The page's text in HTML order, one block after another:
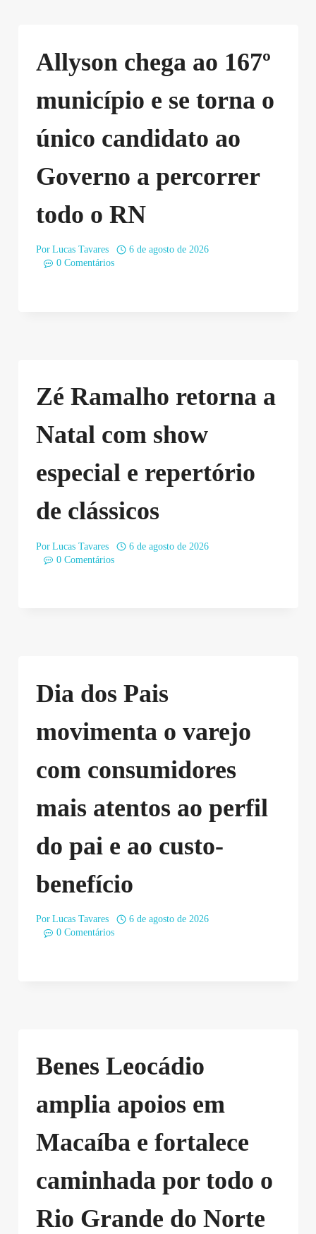
Allyson chega ao 167º
município e se torna o
único candidato ao
Governo a percorrer
todo o RN
Por Lucas Tavares
6 de agosto de 2026
0 Comentários
Zé Ramalho retorna a
Natal com show
especial e repertório
de clássicos
Por Lucas Tavares
6 de agosto de 2026
0 Comentários
Dia dos Pais
movimenta o varejo
com consumidores
mais atentos ao perfil
do pai e ao custo-
benefício
Por Lucas Tavares
6 de agosto de 2026
0 Comentários
Benes Leocádio
amplia apoios em
Macaíba e fortalece
caminhada por todo o
Rio Grande do Norte